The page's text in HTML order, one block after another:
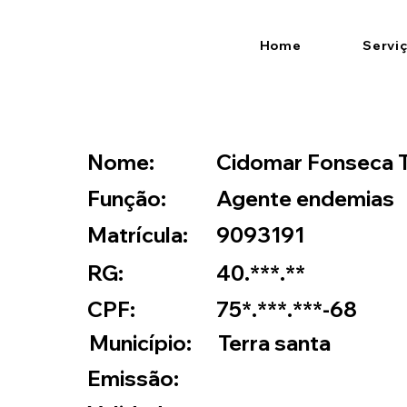
Home
Nome:
Cidomar Fonseca
Função:
Agente endemias
Matrícula:
9093191
RG:
40.***.**
CPF:
75*.***.***-68
Município:
Terra santa
Emissão: